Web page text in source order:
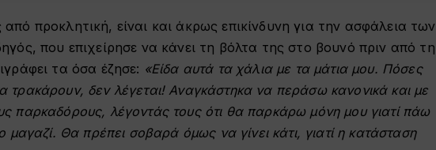
προκλητική, είναι και άκρως επικίνδυνη για την ασφάλεια των
που επιχείρησε να κάνει τη βόλτα της στο βουνό πριν από τη
τα όσα έζησε: «Είδα αυτά τα χάλια με τα μάτια μου. Πόσες
τρακάρουν, δεν λέγεται! Αναγκάστηκα να περάσω κανονικά και με
παρκαδόρους, λέγοντάς τους ότι θα παρκάρω μόνη μου γιατί πάω
μαγαζί. Θα πρέπει σοβαρά όμως να γίνει κάτι, γιατί η κατάσταση